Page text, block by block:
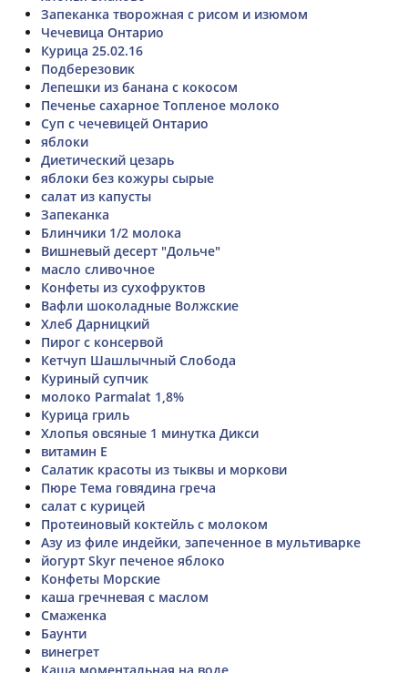
Запеканка творожная с рисом и изюмом
Чечевица Онтарио
Курица 25.02.16
Подберезовик
Лепешки из банана с кокосом
Печенье сахарное Топленое молоко
Суп с чечевицей Онтарио
яблоки
Диетический цезарь
яблоки без кожуры сырые
салат из капусты
Запеканка
Блинчики 1/2 молока
Вишневый десерт "Дольче"
масло сливочное
Конфеты из сухофруктов
Вафли шоколадные Волжские
Хлеб Дарницкий
Пирог с консервой
Кетчуп Шашлычный Слобода
Куриный супчик
молоко Parmalat 1,8%
Курица гриль
Хлопья овсяные 1 минутка Дикси
витамин Е
Салатик красоты из тыквы и моркови
Пюре Тема говядина греча
салат с курицей
Протеиновый коктейль с молоком
Азу из филе индейки, запеченное в мультиварке
йогурт Skyr печеное яблоко
Конфеты Морские
каша гречневая с маслом
Смаженка
Баунти
винегрет